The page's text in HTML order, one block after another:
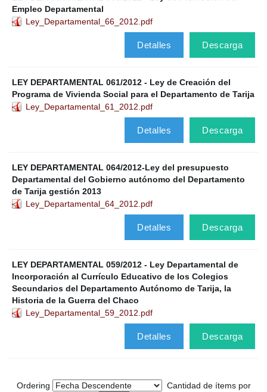
Empleo Departamental
Ley_Departamental_66_2012.pdf
Descarga
Detalles
LEY DEPARTAMENTAL 061/2012 - Ley de Creación del
Programa de Vivienda Social para el Departamento de Tarija
Ley_Departamental_61_2012.pdf
Descarga
Detalles
LEY DEPARTAMENTAL 064/2012-Ley del presupuesto
Departamental del Gobierno autónomo del Departamento
de Tarija gestión 2013
Ley_Departamental_64_2012.pdf
Descarga
Detalles
LEY DEPARTAMENTAL 059/2012 - Ley Departamental de
Incorporación al Currículo Educativo de los Colegios
Secundarios del Departamento Autónomo de Tarija, la
Historia de la Guerra del Chaco
Ley_Departamental_59_2012.pdf
Descarga
Detalles
Ordering
Cantidad de ítems por